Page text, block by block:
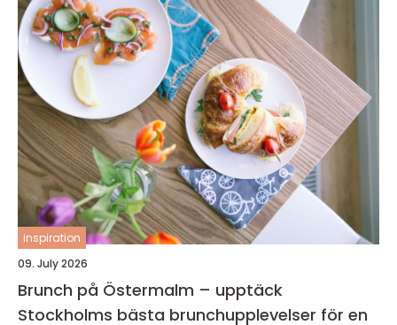
inspiration
09. July 2026
Brunch på Östermalm – upptäck
Stockholms bästa brunchupplevelser för en